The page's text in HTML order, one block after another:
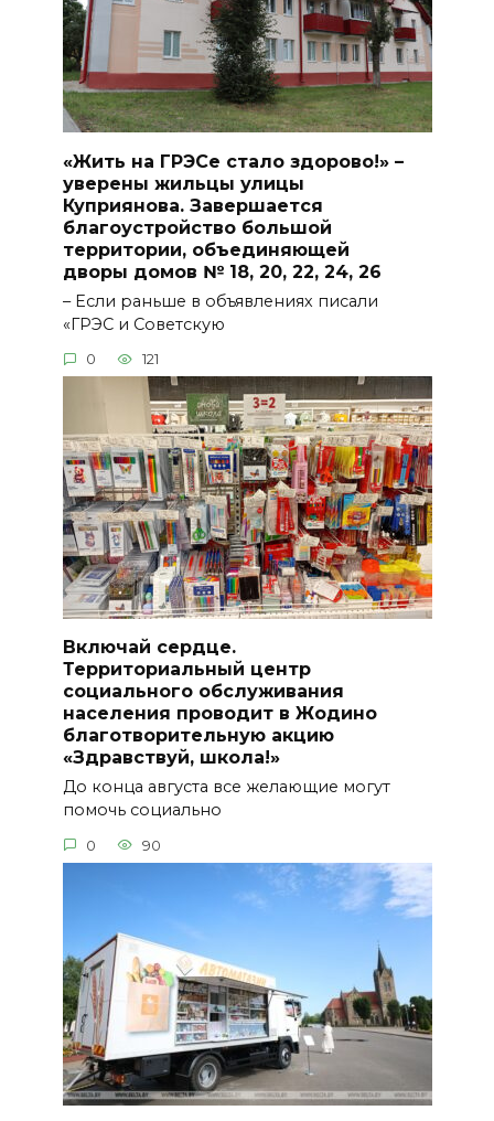
«Жить на ГРЭСе стало здорово!» –
уверены жильцы улицы
Куприянова. Завершается
благоустройство большой
территории, объединяющей
дворы домов № 18, 20, 22, 24, 26
– Если раньше в объявлениях писали
«ГРЭС и Советскую
0 121
Включай сердце.
Территориальный центр
социального обслуживания
населения проводит в Жодино
благотворительную акцию
«Здравствуй, школа!»
До конца августа все желающие могут
помочь социально
0 90